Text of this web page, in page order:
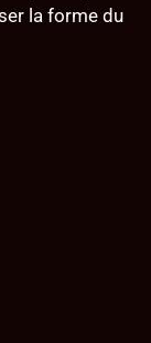
la forme du